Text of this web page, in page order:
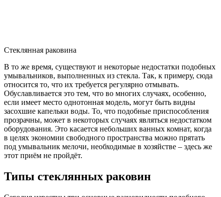
Стеклянная раковина
В то же время, существуют и некоторые недостатки подобных
умывальников, выполненных из стекла. Так, к примеру, сюда
относится то, что их требуется регулярно отмывать.
Обуславливается это тем, что во многих случаях, особенно,
если имеет место однотонная модель, могут быть видны
засохшие капельки воды. То, что подобные приспособления
прозрачны, может в некоторых случаях являться недостатком
оборудования. Это касается небольших ванных комнат, когда
в целях экономии свободного пространства можно прятать
под умывальник мелочи, необходимые в хозяйстве – здесь же
этот приём не пройдёт.
Типы стеклянных раковин